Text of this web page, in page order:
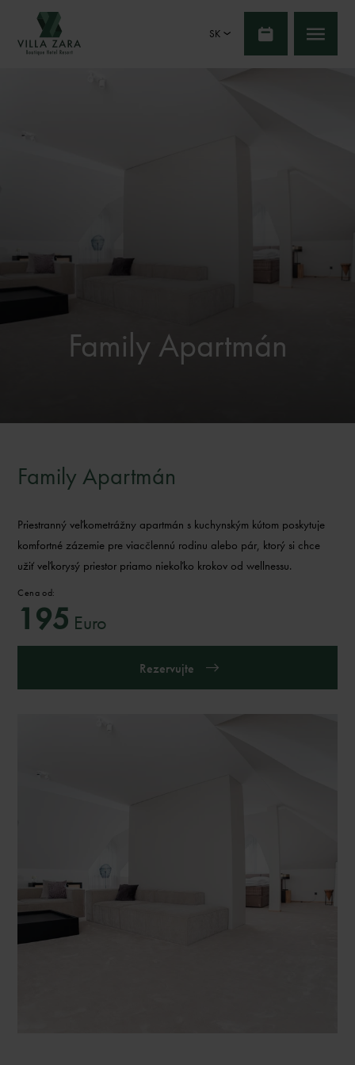
SK
Family Apartmán
Family Apartmán
Priestranný veľkometrážny apartmán s kuchynským kútom poskytuje
komfortné zázemie pre viacčlennú rodinu alebo pár, ktorý si chce
užiť veľkorysý priestor priamo niekoľko krokov od wellnessu.
Cena od:
195 Euro
Rezervujte